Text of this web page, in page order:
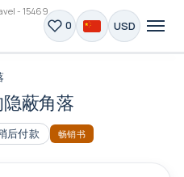
- 15469
0 USD
蔽角落
后付款 畅销书